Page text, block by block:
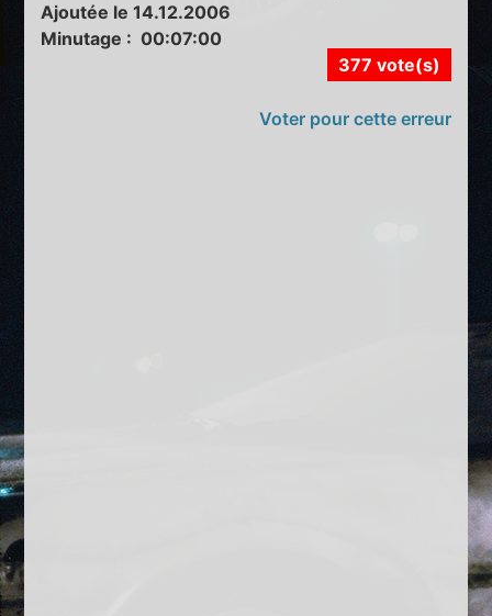
Ajoutée le 14.12.2006
Minutage : 00:07:00
377 vote(s)
Voter pour cette erreur